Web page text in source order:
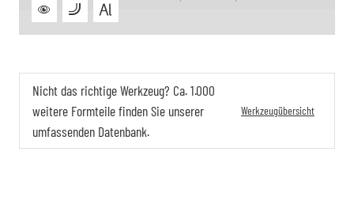
Nicht das richtige Werkzeug? Ca. 1.000
weitere Formteile finden Sie unserer
umfassenden Datenbank.
Werkzeugübersicht